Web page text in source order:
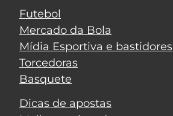
Futebol
Mercado da Bola
Mídia Esportiva e bastidores
Torcedoras
Basquete
Dicas de apostas